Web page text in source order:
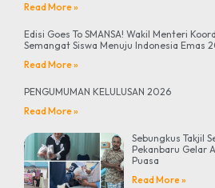
Read More »
Edisi Goes To SMANSA! Wakil Menteri
Semangat Siswa Menuju Indonesia Emas
Read More »
PENGUMUMAN KELULUSAN 2026
Read More »
Sebungkus Takjil
Pekanbaru Gelar
Puasa
Read More »